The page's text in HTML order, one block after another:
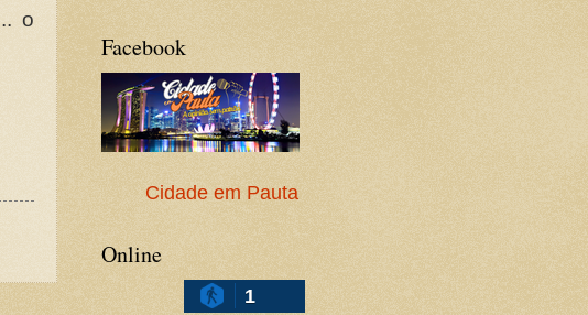
o
Facebook
Cidade em Pauta
Online
1